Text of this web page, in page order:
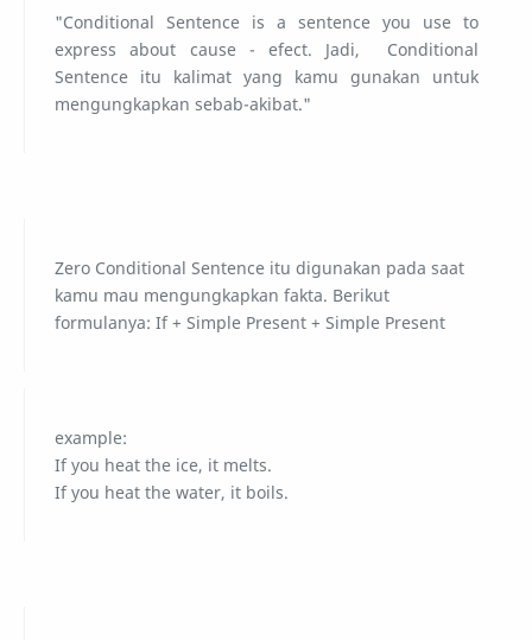
"Conditional Sentence is a sentence you use to
express about cause - efect. Jadi, Conditional
Sentence itu kalimat yang kamu gunakan untuk
mengungkapkan sebab-akibat."
Zero Conditional Sentence itu digunakan pada saat
kamu mau mengungkapkan fakta. Berikut
formulanya: If + Simple Present + Simple Present
example:
If you heat the ice, it melts.
If you heat the water, it boils.